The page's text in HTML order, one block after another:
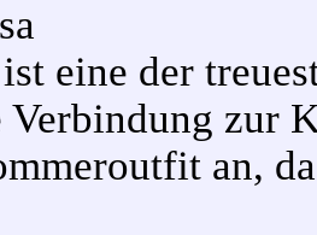
eine der
zur
an,